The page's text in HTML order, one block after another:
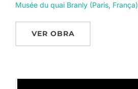
Musée du quai Branly (Paris, França)
VER OBRA